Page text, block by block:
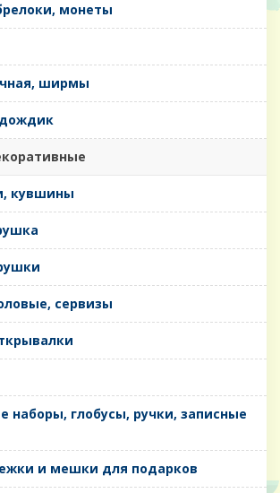
монеты
ширмы
кувшины
сервизы
наборы, глобусы, ручки, записные
и мешки для подарков